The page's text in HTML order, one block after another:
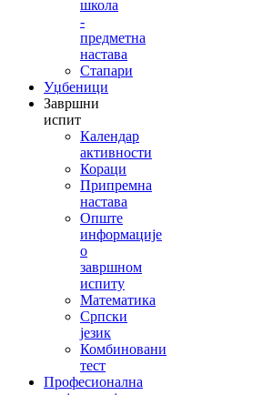
школа
-
предметна
настава
Стапари
Уџбеници
Завршни
испит
Календар
активности
Кораци
Припремна
настава
Опште
информације
о
завршном
испиту
Математика
Српски
језик
Комбиновани
тест
Професионална